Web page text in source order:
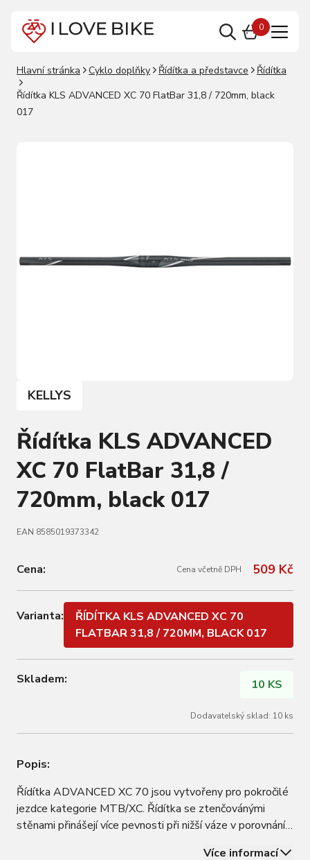
0
Hlavní stránka Cyklo doplňky Řídítka a představce
Řídítka
Řídítka KLS ADVANCED XC 70 FlatBar 31,8 / 720mm, black
017
KELLYS
Řídítka KLS ADVANCED
XC 70 FlatBar 31,8 /
720mm, black 017
EAN 8585019373342
Cena: Cena včetně DPH 509 Kč
Varianta:
ŘÍDÍTKA KLS ADVANCED XC 70
FLATBAR 31,8 / 720MM, BLACK 017
Skladem: 10 KS
Dodavatelský sklad: 10 ks
Popis:
Řídítka ADVANCED XC 70 jsou vytvořeny pro pokročilé
jezdce kategorie MTB/XC. Řídítka se ztenčovánými
stěnami přinášejí více pevnosti při nižší váze v porovnání
Více informací